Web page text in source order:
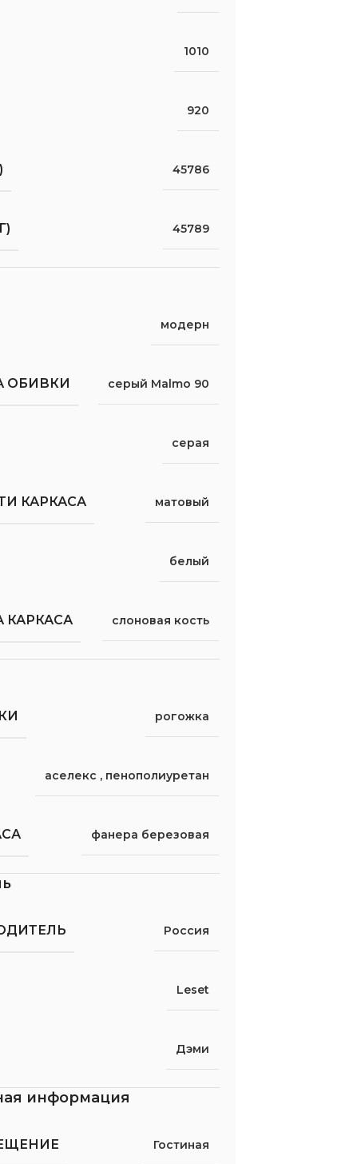
1010
920
45786
45789
модерн
ОБИВКИ серый Malmo 90
серая
КАРКАСА матовый
белый
КАРКАСА слоновая кость
рогожка
аселекс , пенополиуретан
фанера березовая
Россия
Leset
Дэми
информация
Гостиная